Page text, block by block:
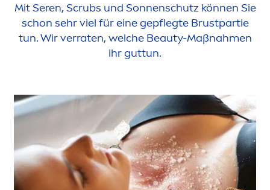
Mit Seren, Scrubs und Sonnenschutz können Sie
schon sehr viel für eine gepflegte Brustpartie
tun. Wir verraten, welche Beauty-Maßnahmen
ihr guttun.